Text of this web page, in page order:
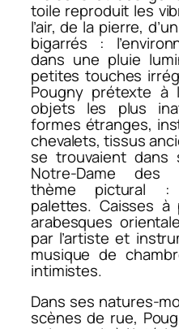
toile reproduit les
l’air, de la pierre,
bigarrés :
dans une pluie
petites touches
Pougny prétexte à
objets les plus
formes étranges,
chevalets, tissus
se trouvaient
Notre-Dame des
thème pictural :
palettes. Caisses
arabesques
par l’artiste et
musique de
intimistes.
Dans ses natures-
scènes de rue,